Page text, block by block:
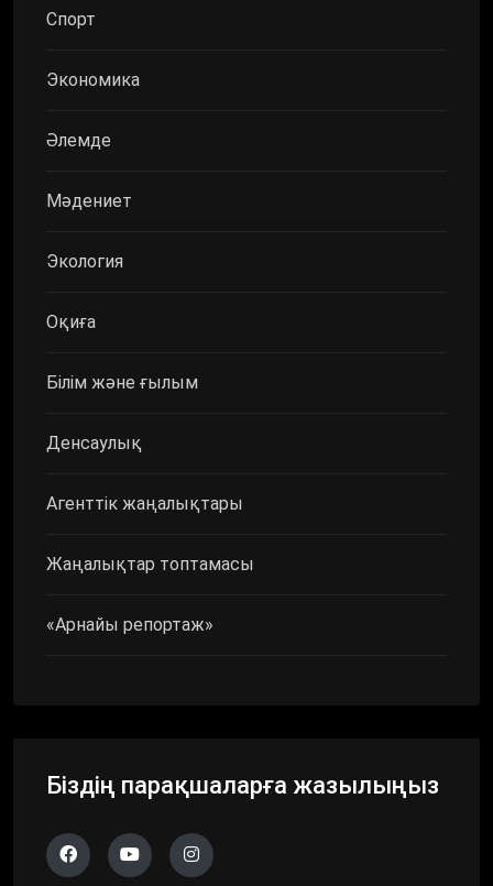
Спорт
Экономика
Әлемде
Мәдениет
Экология
Оқиға
Білім және ғылым
Денсаулық
Агенттік жаңалықтары
Жаңалықтар топтамасы
«Арнайы репортаж»
Біздің парақшаларға жазылыңыз